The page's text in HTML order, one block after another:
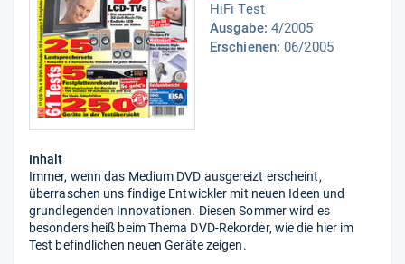
HiFi Test
Ausgabe: 4/2005
Erschienen: 06/2005
Inhalt
Immer, wenn das Medium DVD ausgereizt erscheint,
überraschen uns findige Entwickler mit neuen Ideen und
grundlegenden Innovationen. Diesen Sommer wird es
besonders heiß beim Thema DVD-Rekorder, wie die hier im
Test befindlichen neuen Geräte zeigen.